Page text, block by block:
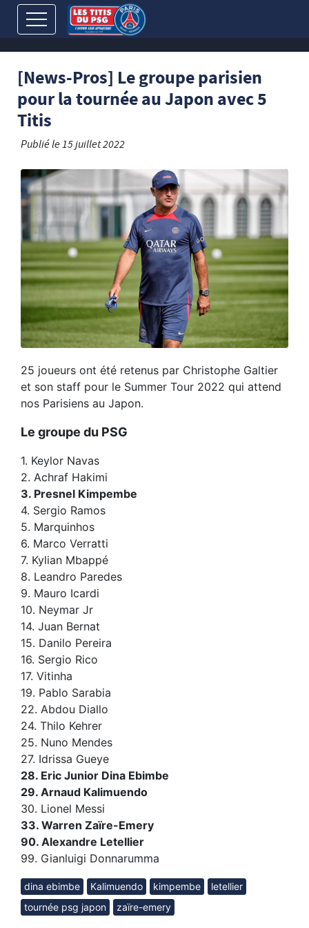
[News-Pros] Le groupe parisien
pour la tournée au Japon avec 5
Titis
Publié le15 juillet 2022
25 joueurs ont été retenus par Christophe Galtier
et son staff pour le Summer Tour 2022 qui attend
nos Parisiens au Japon.
Le groupe du PSG
1. Keylor Navas
2. Achraf Hakimi
3. Presnel Kimpembe
4. Sergio Ramos
5. Marquinhos
6. Marco Verratti
7. Kylian Mbappé
8. Leandro Paredes
9. Mauro Icardi
10. Neymar Jr
14. Juan Bernat
15. Danilo Pereira
16. Sergio Rico
17. Vitinha
19. Pablo Sarabia
22. Abdou Diallo
24. Thilo Kehrer
25. Nuno Mendes
27. Idrissa Gueye
28. Eric Junior Dina Ebimbe
29. Arnaud Kalimuendo
30. Lionel Messi
33. Warren Zaïre-Emery
90. Alexandre Letellier
99. Gianluigi Donnarumma
dina ebimbe Kalimuendo kimpembe
letellier
tournée psg japon
zaïre-emery